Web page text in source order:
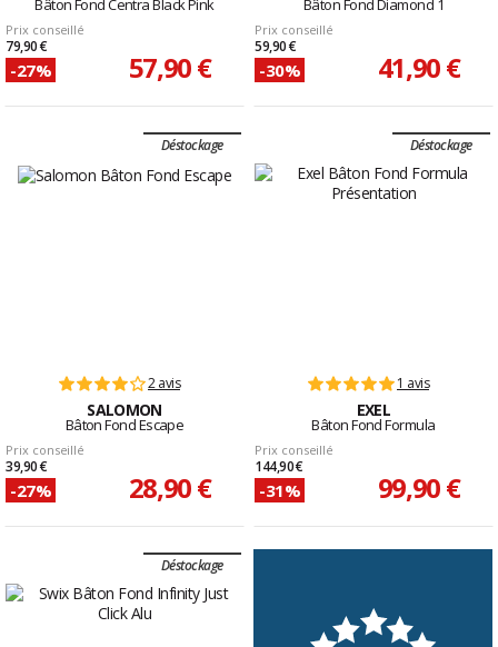
Bâton Fond Centra Black Pink
Prix conseillé
79,90 €
-27% 57,90 €
Bâton Fond Diamond 1
Prix conseillé
59,90 €
-30% 41,90 €
Déstockage
2 avis
SALOMON
Bâton Fond Escape
Prix conseillé
39,90 €
-27% 28,90 €
Déstockage
1 avis
EXEL
Bâton Fond Formula
Prix conseillé
144,90 €
-31% 99,90 €
Déstockage